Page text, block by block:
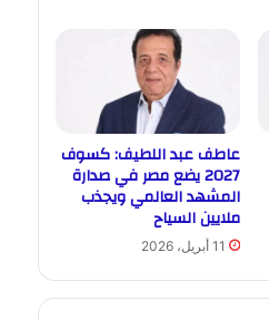
عاطف عبد اللطيف: كسوف
2027 يضع مصر في صدارة
المشهد العالمي ويجذب
ملايين السياح
11 أبريل، 2026